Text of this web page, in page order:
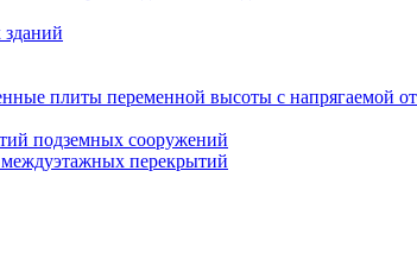
плиты переменной высоты с напрягаемой
подземных сооружений
перекрытий